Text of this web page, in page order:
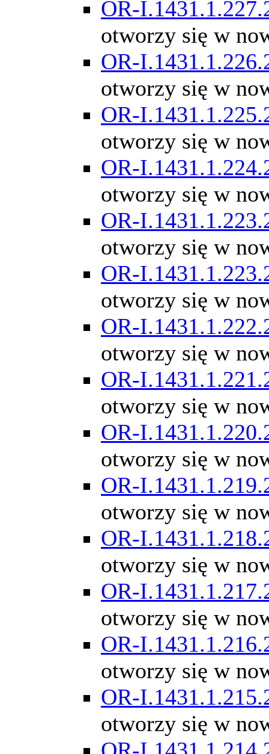
OR-
otworzy się w
OR-
otworzy się w
OR-
otworzy się w
OR-
otworzy się w
OR-
otworzy się w
OR-
otworzy się w
OR-
otworzy się w
OR-
otworzy się w
OR-
otworzy się w
OR-
otworzy się w
OR-
otworzy się w
OR-
otworzy się w
OR-
otworzy się w
OR-
otworzy się w